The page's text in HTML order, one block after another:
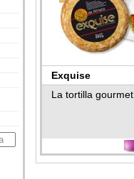
Exquise
La tortilla gourmet.